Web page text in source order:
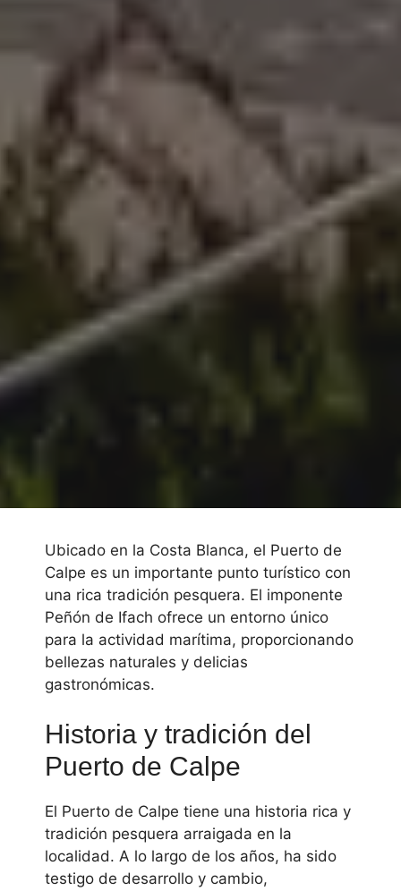
Ubicado en la Costa Blanca, el Puerto de
Calpe es un importante punto turístico con
una rica tradición pesquera. El imponente
Peñón de Ifach ofrece un entorno único
para la actividad marítima, proporcionando
bellezas naturales y delicias
gastronómicas.
Historia y tradición del
Puerto de Calpe
El Puerto de Calpe tiene una historia rica y
tradición pesquera arraigada en la
localidad. A lo largo de los años, ha sido
testigo de desarrollo y cambio,